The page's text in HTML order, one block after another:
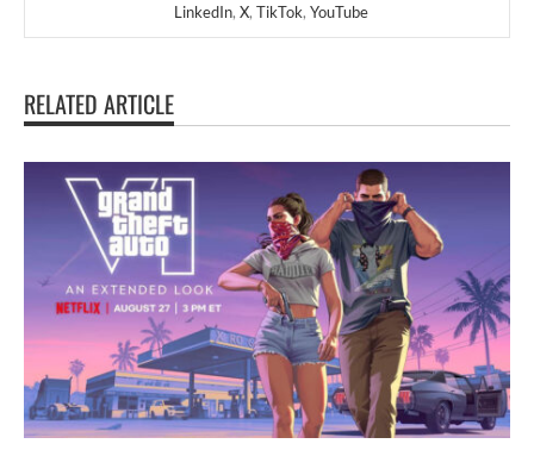
LinkedIn, X, TikTok, YouTube
RELATED ARTICLE